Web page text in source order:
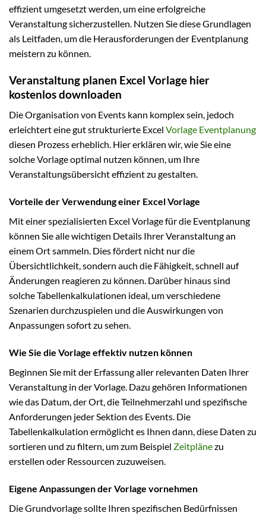
effizient umgesetzt werden, um eine erfolgreiche
Veranstaltung sicherzustellen. Nutzen Sie diese Grundlagen
als Leitfaden, um die Herausforderungen der Eventplanung
meistern zu können.
Veranstaltung planen Excel Vorlage hier
kostenlos downloaden
Die Organisation von Events kann komplex sein, jedoch
erleichtert eine gut strukturierte Excel Vorlage Eventplanung
diesen Prozess erheblich. Hier erklären wir, wie Sie eine
solche Vorlage optimal nutzen können, um Ihre
Veranstaltungsübersicht effizient zu gestalten.
Vorteile der Verwendung einer Excel Vorlage
Mit einer spezialisierten Excel Vorlage für die Eventplanung
können Sie alle wichtigen Details Ihrer Veranstaltung an
einem Ort sammeln. Dies fördert nicht nur die
Übersichtlichkeit, sondern auch die Fähigkeit, schnell auf
Änderungen reagieren zu können. Darüber hinaus sind
solche Tabellenkalkulationen ideal, um verschiedene
Szenarien durchzuspielen und die Auswirkungen von
Anpassungen sofort zu sehen.
Wie Sie die Vorlage effektiv nutzen können
Beginnen Sie mit der Erfassung aller relevanten Daten Ihrer
Veranstaltung in der Vorlage. Dazu gehören Informationen
wie das Datum, der Ort, die Teilnehmerzahl und spezifische
Anforderungen jeder Sektion des Events. Die
Tabellenkalkulation ermöglicht es Ihnen dann, diese Daten zu
sortieren und zu filtern, um zum Beispiel Zeitplänezu
erstellen oder Ressourcen zuzuweisen.
Eigene Anpassungen der Vorlage vornehmen
Die Grundvorlage sollte Ihren spezifischen Bedürfnissen